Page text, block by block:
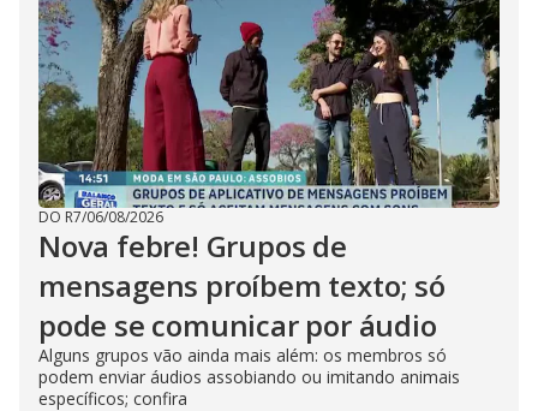
DO R7/06/08/2026
Nova febre! Grupos de
mensagens proíbem texto; só
pode se comunicar por áudio
Alguns grupos vão ainda mais além: os membros só
podem enviar áudios assobiando ou imitando animais
específicos; confira